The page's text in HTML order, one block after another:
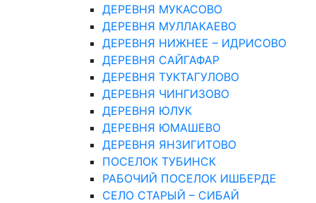
ДЕРЕВНЯ МУКАСОВО
ДЕРЕВНЯ МУЛЛАКАЕВО
ДЕРЕВНЯ НИЖНЕЕ – ИДРИСОВО
ДЕРЕВНЯ САЙГАФАР
ДЕРЕВНЯ ТУКТАГУЛОВО
ДЕРЕВНЯ ЧИНГИЗОВО
ДЕРЕВНЯ ЮЛУК
ДЕРЕВНЯ ЮМАШЕВО
ДЕРЕВНЯ ЯНЗИГИТОВО
ПОСЕЛОК ТУБИНСК
РАБОЧИЙ ПОСЕЛОК ИШБЕРДЕ
СЕЛО СТАРЫЙ – СИБАЙ